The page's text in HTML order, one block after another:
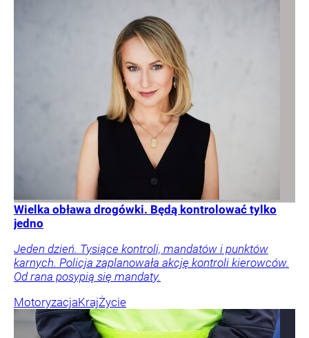
Wielka obława drogówki. Będą kontrolować tylko
jedno
Jeden dzień. Tysiące kontroli, mandatów i punktów
karnych. Policja zaplanowała akcję kontroli kierowców.
Od rana posypią się mandaty.
MotoryzacjaKrajŻycie